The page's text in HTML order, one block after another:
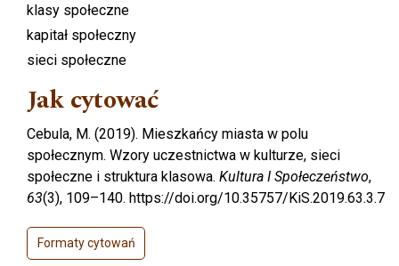
klasy społeczne
kapitał społeczny
sieci społeczne
Jak cytować
Cebula, M. (2019). Mieszkańcy miasta w polu
społecznym. Wzory uczestnictwa w kulturze, sieci
społeczne i struktura klasowa. Kultura I Społeczeństwo,
63(3), 109–140. https://doi.org/10.35757/KiS.2019.63.3.7
Formaty cytowań